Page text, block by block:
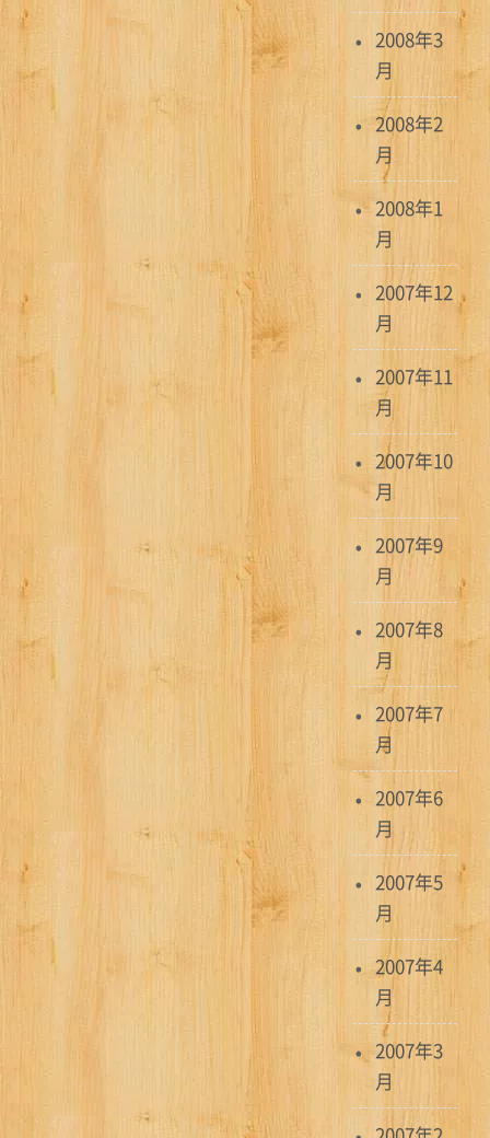
2008年3
月
2008年2
月
2008年1
月
2007年12
月
2007年11
月
2007年10
月
2007年9
月
2007年8
月
2007年7
月
2007年6
月
2007年5
月
2007年4
月
2007年3
月